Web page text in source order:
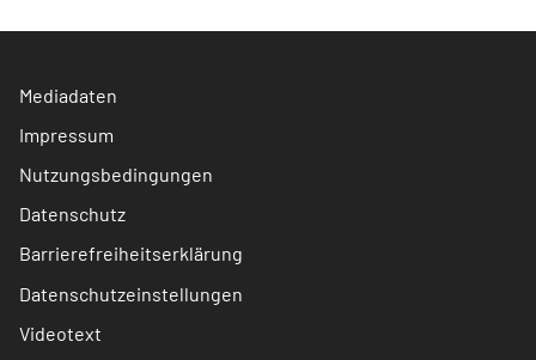
Mediadaten
Impressum
Nutzungsbedingungen
Datenschutz
Barrierefreiheitserklärung
Datenschutzeinstellungen
Videotext